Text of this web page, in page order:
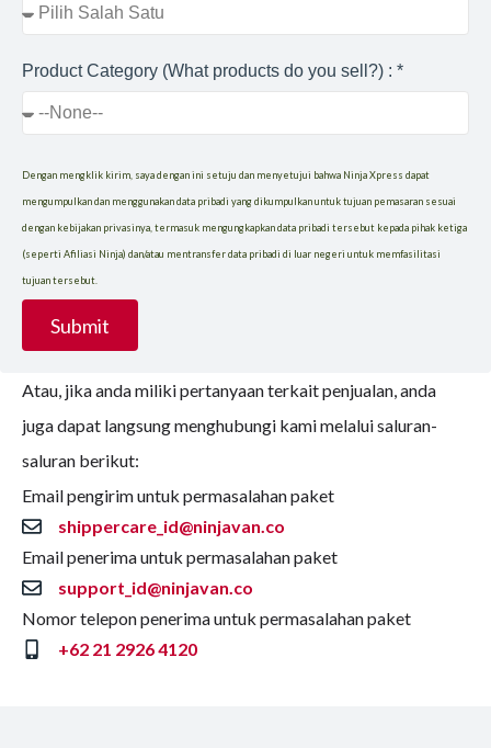
Product Category (What products do you sell?) : *
Dengan mengklik kirim, saya dengan ini setuju dan menyetujui bahwa Ninja Xpress dapat
mengumpulkan dan menggunakan data pribadi yang dikumpulkan untuk tujuan pemasaran sesuai
dengan kebijakan privasinya, termasuk mengungkapkan data pribadi tersebut kepada pihak ketiga
(seperti Afiliasi Ninja) dan/atau mentransfer data pribadi di luar negeri untuk memfasilitasi
tujuan tersebut.
Submit
Atau, jika anda miliki pertanyaan terkait penjualan, anda
juga dapat langsung menghubungi kami melalui saluran-
saluran berikut:
Email pengirim untuk permasalahan paket
shippercare_id@ninjavan.co
Email penerima untuk permasalahan paket
support_id@ninjavan.co
Nomor telepon penerima untuk permasalahan paket
+62 21 2926 4120